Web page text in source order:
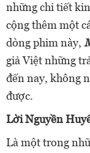
những chi tiết
cộng thêm một
dòng phim này,
giả Việt những
đến nay, không
được.
Lời Nguyền
Là một trong